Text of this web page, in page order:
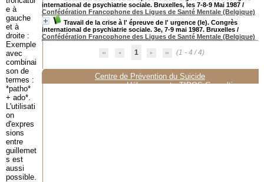
international de psychiatrie sociale. Bruxelles, les 7-8-9 Mai 1987/
Confédération Francophone des Ligues de Santé Mentale (Belgique)
Travail de la crise à l' épreuve de l' urgence (le). Congrès
international de psychiatrie sociale. 3e, 7-9 mai 1987. Bruxelles/
Confédération Francophone des Ligues de Santé Mentale (Belgique)
1 (1 - 4 / 4)
Centre de Prévention du Suicide
Hébergement :TIPOS Consulting
e à
gauche
et à
droite :
Exemple
avec
combinai
son de
termes :
*patho*
+ ado*.
L'utilisati
on
d'expres
sions
entre
guillemet
s est
aussi
possible.